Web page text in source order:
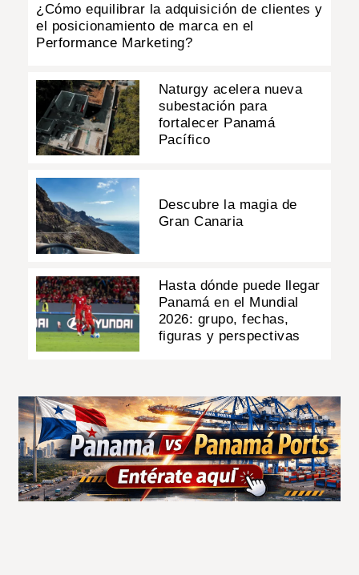
¿Cómo equilibrar la adquisición de clientes y
el posicionamiento de marca en el
Performance Marketing?
Naturgy acelera nueva
subestación para
fortalecer Panamá
Pacífico
Descubre la magia de
Gran Canaria
Hasta dónde puede llegar
Panamá en el Mundial
2026: grupo, fechas,
figuras y perspectivas